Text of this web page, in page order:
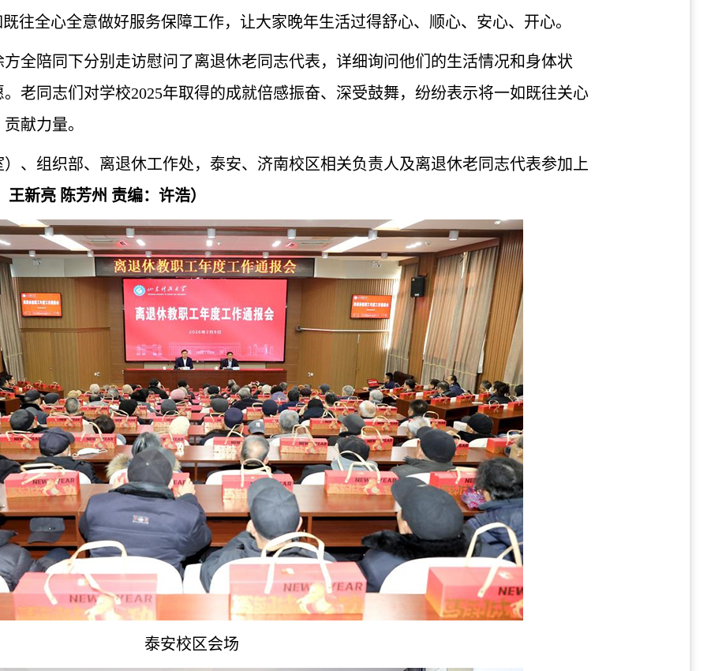
往全心全意做好服务保障工作，让大家晚年生活过得舒心、顺心、安心、开心。
全陪同下分别走访慰问了离退休老同志代表，详细询问他们的生活情况和身体状
老同志们对学校2025年取得的成就倍感振奋、深受鼓舞，纷纷表示将一如既往关心
献力量。
、组织部、离退休工作处，泰安、济南校区相关负责人及离退休老同志代表参加上
王新亮 陈芳州 责编：许浩）
泰安校区会场